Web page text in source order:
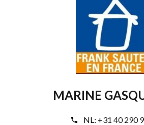
MARINE
NL: +31 40 290